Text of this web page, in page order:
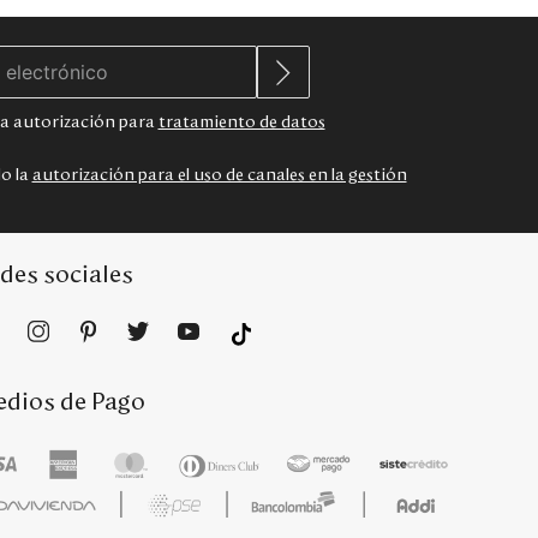
autorización para tratamiento de datos
la autorización para el uso de canales en la gestión
sociales
de Pago